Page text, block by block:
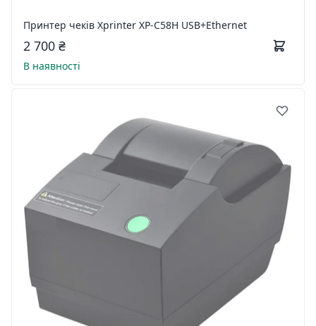
Принтер чеків Xprinter XP-C58H USB+Ethernet
2 700 ₴
В наявності